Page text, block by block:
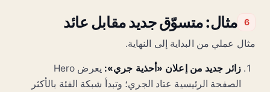
6 مثال: متسوّق جديد مقابل عائد
مثال عملي من البداية إلى النهاية.
زائر جديد من إعلان «أحذية جري»:
يعرض Hero
الصفحة الرئيسية عتاد الجري؛ وتبدأ شبكة الفئة بالأكثر